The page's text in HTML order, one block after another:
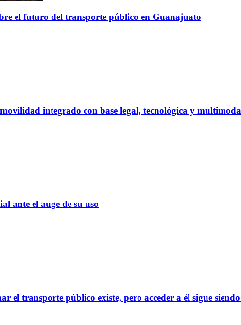
el futuro del transporte público en Guanajuato
integrado con base legal, tecnológica y
ante el auge de su uso
el transporte público existe, pero acceder a él sigue